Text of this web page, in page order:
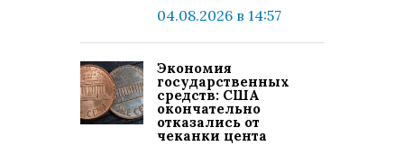
04.08.2026 в 14:57
Экономия
государственных
средств: США
окончательно
отказались от
чеканки цента